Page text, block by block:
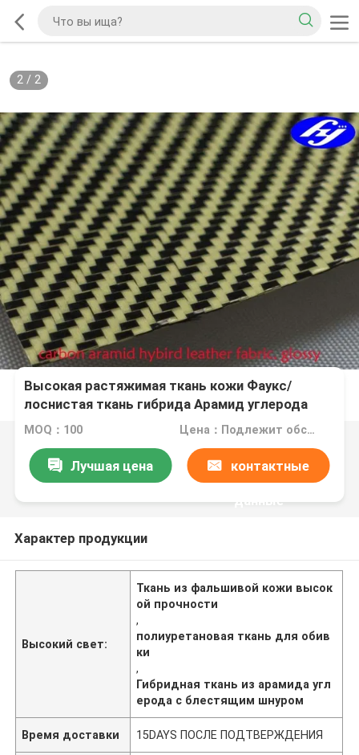
2/ 2
Высокая растяжимая ткань кожи Фаукс/
лоснистая ткань гибрида Арамид углерода
Твилл
MOQ：100 Цена：Подлежит обсуждению
Лучшая цена контактные
данные
Характер продукции
Высокий свет:
Ткань из фальшивой кожи высок
ой прочности
,
полиуретановая ткань для обив
ки
,
Гибридная ткань из арамида угл
ерода с блестящим шнуром
Время доставки 15DAYS ПОСЛЕ ПОДТВЕРЖДЕНИЯ